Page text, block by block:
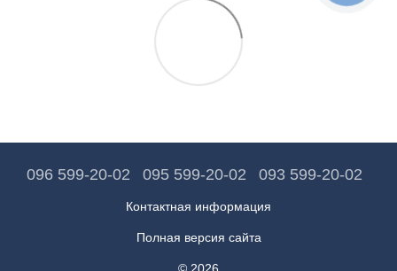
096 599-20-02 095 599-20-02 093 599-20-02
Контактная информация
Полная версия сайта